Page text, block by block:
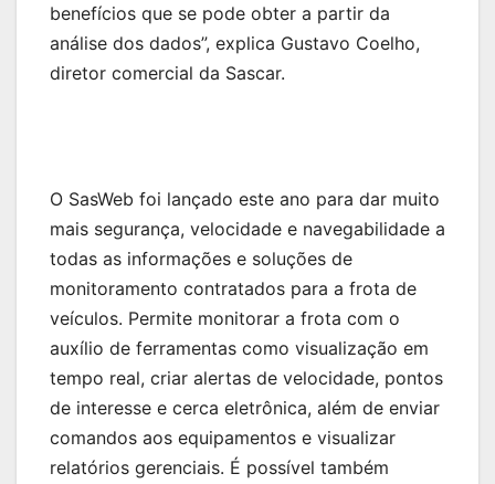
benefícios que se pode obter a partir da
análise dos dados”, explica Gustavo Coelho,
diretor comercial da Sascar.
O SasWeb foi lançado este ano para dar muito
mais segurança, velocidade e navegabilidade a
todas as informações e soluções de
monitoramento contratados para a frota de
veículos. Permite monitorar a frota com o
auxílio de ferramentas como visualização em
tempo real, criar alertas de velocidade, pontos
de interesse e cerca eletrônica, além de enviar
comandos aos equipamentos e visualizar
relatórios gerenciais. É possível também